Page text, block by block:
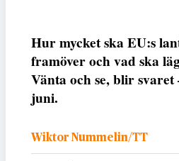
Hur mycket ska EU:s
framöver och vad ska
Vänta och se, blir
juni.
Wiktor Nummelin/TT